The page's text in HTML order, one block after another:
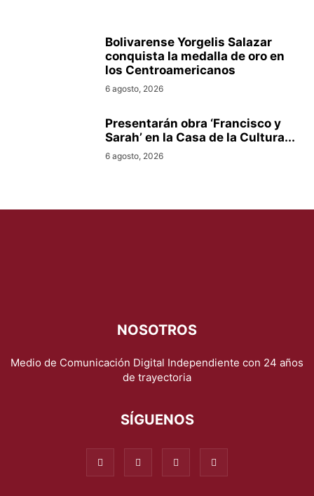
Bolivarense Yorgelis Salazar
conquista la medalla de oro en
los Centroamericanos
6 agosto, 2026
Presentarán obra ‘Francisco y
Sarah’ en la Casa de la Cultura...
6 agosto, 2026
NOSOTROS
Medio de Comunicación Digital Independiente con 24 años
de trayectoria
SÍGUENOS